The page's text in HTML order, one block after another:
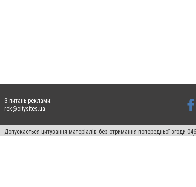
З питань реклами:
rek@citysites.ua
Допускається цитування матеріалів без отримання попередньої згоди
пошукових систем гіперпосилання на цитовані статті не нижче другого